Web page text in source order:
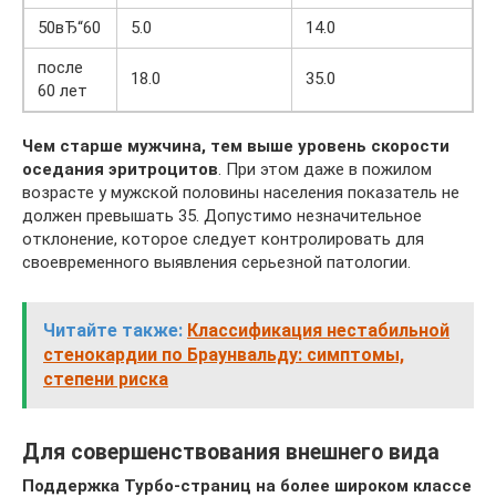
50вЂ“60 5.0
14.0
после
60 лет
18.0 35.0
Чем старше мужчина, тем выше уровень скорости
оседания эритроцитов. При этом даже в пожилом
возрасте у мужской половины населения показатель не
должен превышать 35. Допустимо незначительное
отклонение, которое следует контролировать для
своевременного выявления серьезной патологии.
Читайте также: Классификация нестабильной
стенокардии по Браунвальду: симптомы,
степени риска
Для совершенствования внешнего вида
Поддержка Турбо-страниц на более широком классе